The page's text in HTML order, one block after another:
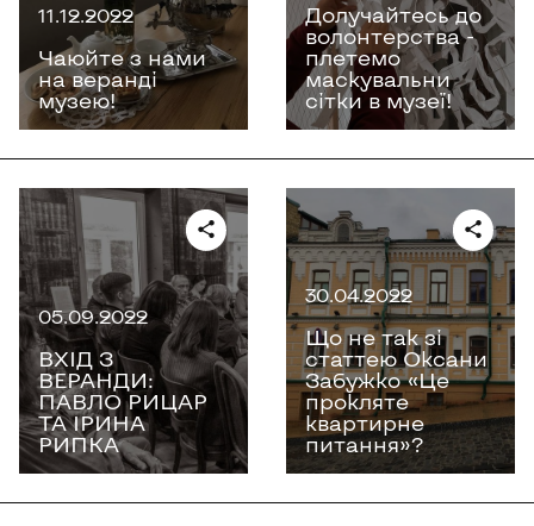
11.12.2022
Чаюйте з нами
на веранді
музею!
Долучайтесь до
волонтерства -
плетемо
маскувальни
сітки в музеї!
05.09.2022
ВХІД З
ВЕРАНДИ:
ПАВЛО РИЦАР
ТА ІРИНА
РИПКА
30.04.2022
Що не так зі
статтею Оксани
Забужко «‎Це
прокляте
квартирне
питання»‎?